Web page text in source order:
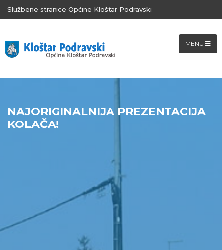
Službene stranice Općine Kloštar Podravski
MENU
NAJORIGINALNIJA PREZENTACIJA
KOLAČA!